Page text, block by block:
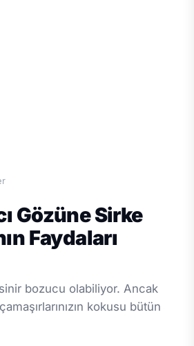
Gözüne Sirke
Faydaları
bozucu olabiliyor. Ancak
kokusu bütün